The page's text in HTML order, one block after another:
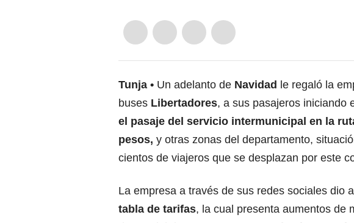
Tunja Un adelanto de Navidad le regaló la
buses Libertadores, a sus pasajeros iniciando
el pasaje del servicio intermunicipal en la
pesos, y otras zonas del departamento,
cientos de viajeros que se desplazan por este
La empresa a través de sus redes sociales dio
tabla de tarifas, la cual presenta aumentos de